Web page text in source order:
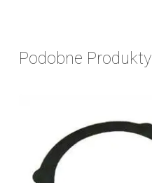
Podobne Produkty